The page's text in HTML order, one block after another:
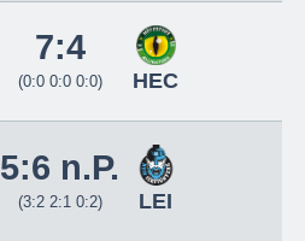
7:4
(0:0 0:0 0:0) HEC
5:6 n.P.
(3:2 2:1 0:2) LEI